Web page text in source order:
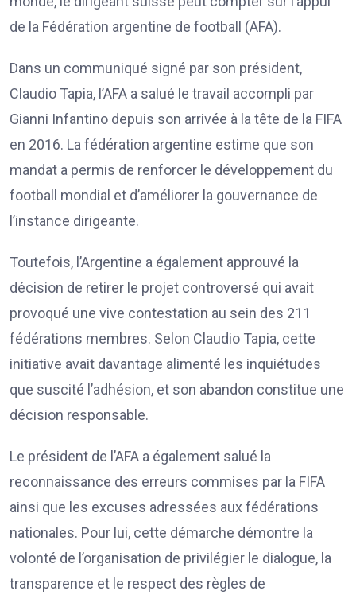
de la Fédération argentine de football (AFA).
Dans un communiqué signé par son président,
Claudio Tapia, l’AFA a salué le travail accompli par
Gianni Infantino depuis son arrivée à la tête de la FIFA
en 2016. La fédération argentine estime que son
mandat a permis de renforcer le développement du
football mondial et d’améliorer la gouvernance de
l’instance dirigeante.
Toutefois, l’Argentine a également approuvé la
décision de retirer le projet controversé qui avait
provoqué une vive contestation au sein des 211
fédérations membres. Selon Claudio Tapia, cette
initiative avait davantage alimenté les inquiétudes
que suscité l’adhésion, et son abandon constitue une
décision responsable.
Le président de l’AFA a également salué la
reconnaissance des erreurs commises par la FIFA
ainsi que les excuses adressées aux fédérations
nationales. Pour lui, cette démarche démontre la
volonté de l’organisation de privilégier le dialogue, la
transparence et le respect des règles de